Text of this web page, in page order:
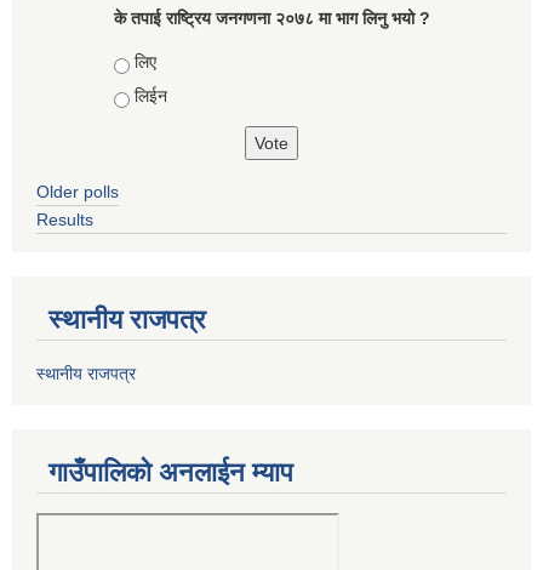
के तपाई राष्ट्रिय जनगणना २०७८ मा भाग लिनु भयो ?
Choices
लिए
लिईन
Older polls
Results
स्थानीय राजपत्र
स्थानीय राजपत्र
गाउँपालिको अनलाईन म्याप